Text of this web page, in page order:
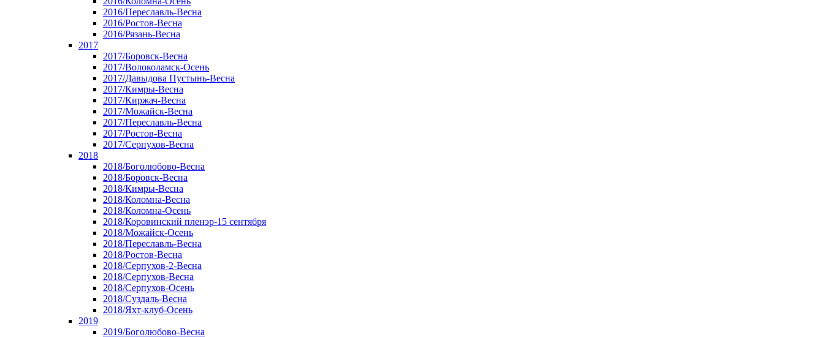
2016/Переславль-Весна
2016/Ростов-Весна
2016/Рязань-Весна
2017
2017/Боровск-Весна
2017/Волоколамск-Осень
2017/Давыдова Пустынь-Весна
2017/Кимры-Весна
2017/Киржач-Весна
2017/Можайск-Весна
2017/Переславль-Весна
2017/Ростов-Весна
2017/Серпухов-Весна
2018
2018/Боголюбово-Весна
2018/Боровск-Весна
2018/Кимры-Весна
2018/Коломна-Весна
2018/Коломна-Осень
2018/Коровинский пленэр-15 сентября
2018/Можайск-Осень
2018/Переславль-Весна
2018/Ростов-Весна
2018/Серпухов-2-Весна
2018/Серпухов-Весна
2018/Серпухов-Осень
2018/Суздаль-Весна
2018/Яхт-клуб-Осень
2019
2019/Боголюбово-Весна